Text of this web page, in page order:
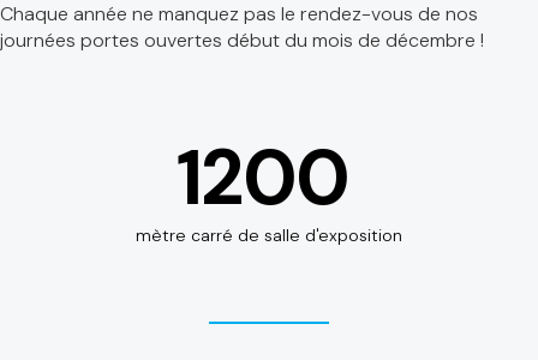
Chaque année ne manquez pas le rendez-vous de nos
journées portes ouvertes début du mois de décembre !
1200
mètre carré de salle d'exposition